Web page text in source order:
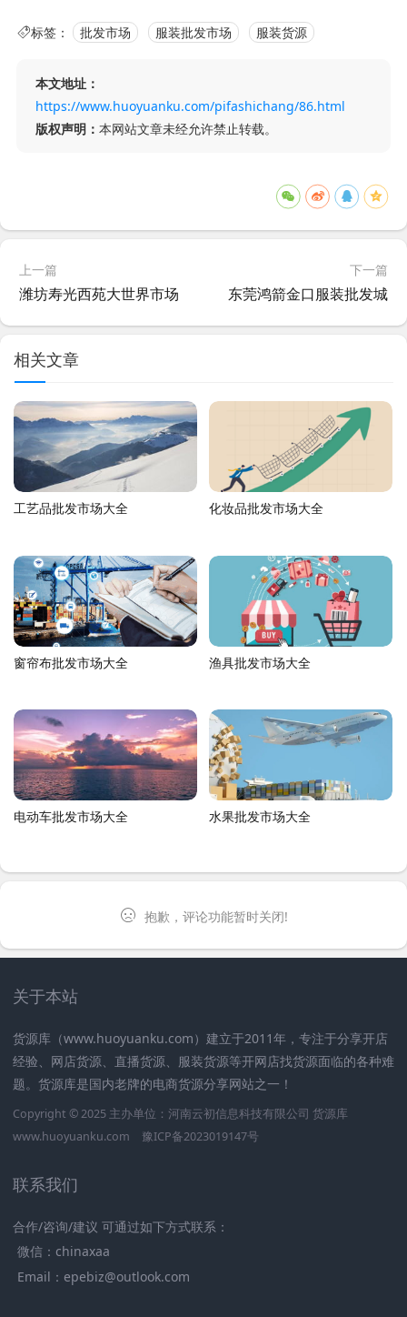
标签： 批发市场 服装批发市场 服装货源
本文地址：
https://www.huoyuanku.com/pifashichang/86.html
版权声明： 本网站文章未经允许禁止转载。
上一篇
潍坊寿光西苑大世界市场
下一篇
东莞鸿箭金口服装批发城
相关文章
工艺品批发市场大全 化妆品批发市场大全
窗帘布批发市场大全 渔具批发市场大全
电动车批发市场大全 水果批发市场大全
抱歉，评论功能暂时关闭!
关于本站
货源库（www.huoyuanku.com）建立于2011年，专注于分享开店
经验、网店货源、直播货源、服装货源等开网店找货源面临的各种难
题。货源库是国内老牌的电商货源分享网站之一！
Copyright © 2025 主办单位：河南云初信息科技有限公司 货源库
www.huoyuanku.com
豫ICP备2023019147号
联系我们
合作/咨询/建议 可通过如下方式联系：
微信：chinaxaa
Email：epebiz@outlook.com